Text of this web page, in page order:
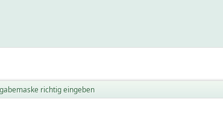
01
richtig eingeben